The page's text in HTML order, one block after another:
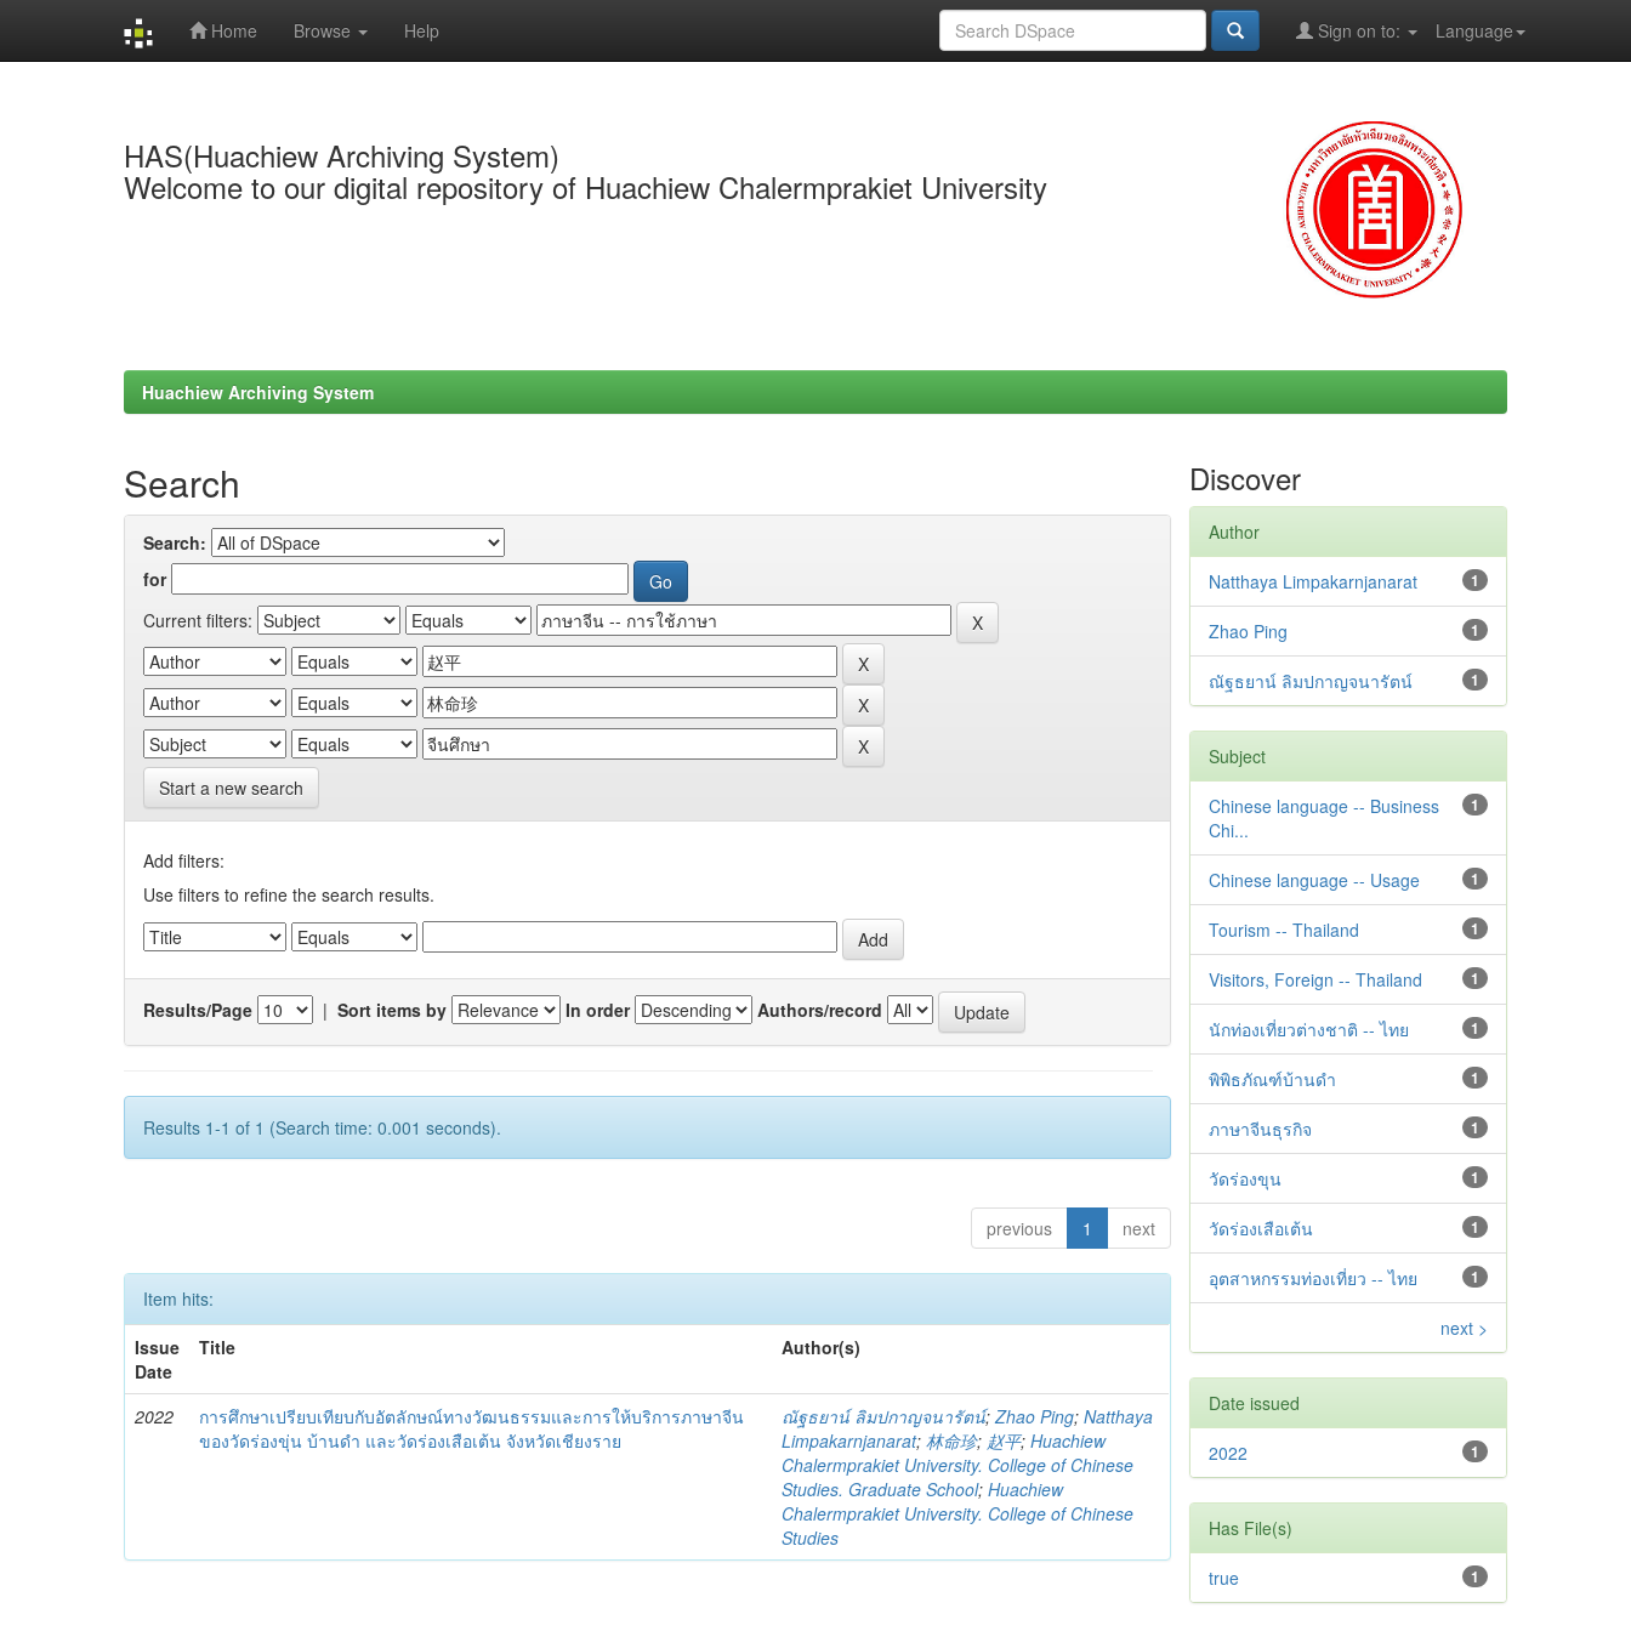
Home Browse Help Language
Sign on to:
HAS(Huachiew Archiving System)
Welcome to our digital repository of Huachiew Chalermprakiet University
Huachiew Archiving System
Search
Search:
for
Current filters:
Start a new search
Add filters:
Use filters to refine the search results.
Results/Page | Sort items by In order Authors/record
Results 1-1 of 1 (Search time: 0.001 seconds).
previous 1 next
Item hits:
Issue
Date
Title Author(s)
2022
การศึกษาเปรียบเทียบกับอัตลักษณ์ทางวัฒนธรรมและการให้บริการภาษาจีน
ของวัดร่องขุ่น บ้านดำ และวัดร่องเสือเต้น จังหวัดเชียงราย
ณัฐธยาน์ ลิมปกาญจนารัตน์;Zhao Ping;Natthaya
Limpakarnjanarat;林命珍; 赵平;Huachiew
Chalermprakiet University. College of Chinese
Studies. Graduate School;Huachiew
Chalermprakiet University. College of Chinese
Studies
Discover
Author
1
Natthaya Limpakarnjanarat
1
Zhao Ping
1
ณัฐธยาน์ ลิมปกาญจนารัตน์
Subject
1
Chinese language -- Business
Chi...
1
Chinese language -- Usage
1
Tourism -- Thailand
1
Visitors, Foreign -- Thailand
1
นักท่องเที่ยวต่างชาติ -- ไทย
1
พิพิธภัณฑ์บ้านดำ
1
ภาษาจีนธุรกิจ
1
วัดร่องขุน
1
วัดร่องเสือเต้น
1
อุตสาหกรรมท่องเที่ยว -- ไทย
next >
Date issued
1
2022
Has File(s)
1
true